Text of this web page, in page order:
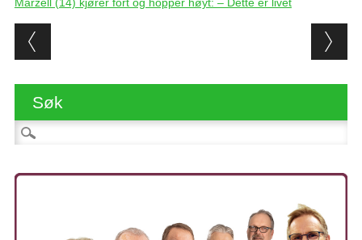
Post navigation
Søk
Søk etter: